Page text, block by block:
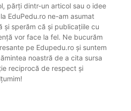
părți dintr-un articol sau o idee
EduPedu.ro ne-am asumat
și sperăm că și publicațiile cu
vor face la fel. Ne bucurăm
pe Edupedu.ro și suntem
noastră de a cita sursa
reciprocă de respect și